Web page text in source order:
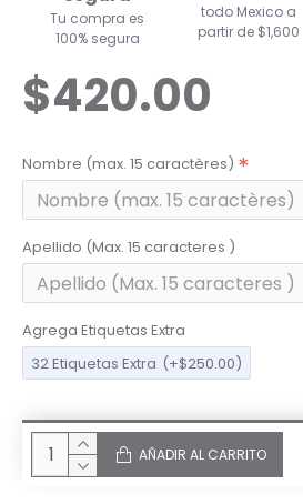
Tu compra es
100% segura
todo Mexico a
partir de $1,600
$420.00
Nombre (max. 15 caractères)
Apellido (Max. 15 caracteres )
Agrega Etiquetas Extra
32 Etiquetas Extra (+$250.00)
AÑADIR AL CARRITO